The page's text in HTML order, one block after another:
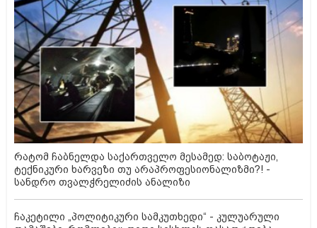
რატომ ჩაბნელდა საქართველო მესამედ: საბოტაჟი,
ტექნიკური ხარვეზი თუ არაპროფესიონალიზმი?! -
სანდრო თვალჭრელიძის ანალიზი
ჩაკეტილი „პოლიტიკური სამკუთხედი“ - კულუარული